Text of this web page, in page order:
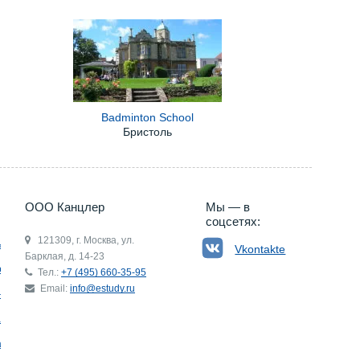
Badminton School
Бристоль
660-35-95
ООО Канцлер
121309, г. Москва, ул.
Барклая, д. 14-23
Тел.: +7 (495) 660-35-95
Email: info@estudy.ru
Мы — в
соцсетях:
Vkontakte